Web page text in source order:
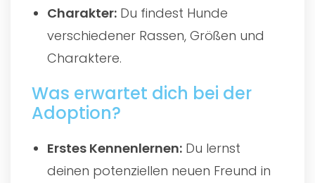
Charakter: Du findest Hunde
verschiedener Rassen, Größen und
Charaktere.
Was erwartet dich bei der
Adoption?
Erstes Kennenlernen: Du lernst
deinen potenziellen neuen Freund in